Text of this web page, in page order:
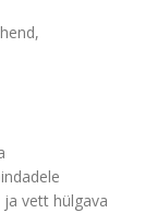
vett hülgava